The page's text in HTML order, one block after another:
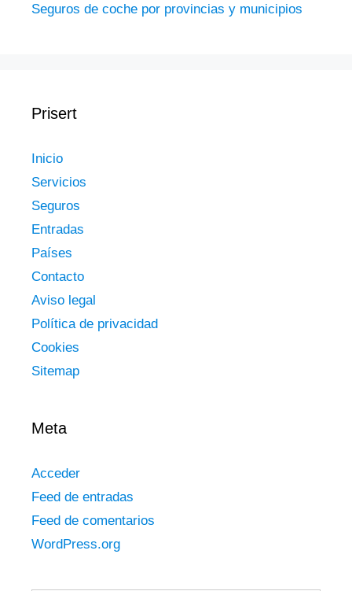
Seguros de coche por provincias y municipios
Prisert
Inicio
Servicios
Seguros
Entradas
Países
Contacto
Aviso legal
Política de privacidad
Cookies
Sitemap
Meta
Acceder
Feed de entradas
Feed de comentarios
WordPress.org